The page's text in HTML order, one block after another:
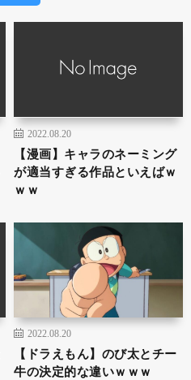
2022.08.20
【漫画】キャラのネーミング
が適当すぎる作品といえばｗ
ｗｗ
2022.08.20
【ドラえもん】のび太とチー
牛の決定的な違いｗｗｗ